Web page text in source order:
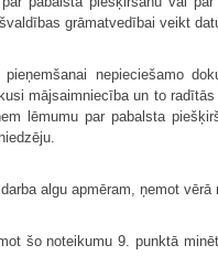
grāmatvedībai veikt
nepieciešamo
mājsaimniecība un to
lēmumu par pabalsta
algu apmēram, ņemot vērā
šo noteikumu 9. punktā